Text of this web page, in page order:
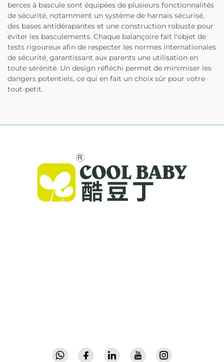
berces à bascule sont équipées de plusieurs fonctionnalités
de sécurité, notamment un système de harnais sécurisé,
des bases antidérapantes et une construction robuste pour
éviter les basculements. Chaque balançoire fait l'objet de
tests rigoureux afin de respecter les normes internationales
de sécurité, garantissant aux parents une utilisation en
toute sérénité. Un design réfléchi permet de minimiser les
dangers potentiels, ce qui en fait un choix sûr pour votre
tout-petit.